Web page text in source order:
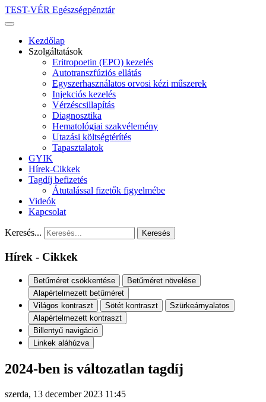
TEST-VÉR Egészségpénztár
Kezdőlap
Szolgáltatások
Eritropoetin (EPO) kezelés
Autotranszfúziós ellátás
Egyszerhasználatos orvosi kézi műszerek
Injekciós kezelés
Vérzéscsillapítás
Diagnosztika
Hematológiai szakvélemény
Utazási költségtérítés
Tapasztalatok
GYIK
Hírek-Cikkek
Tagdíj befizetés
Átutalással fizetők figyelmébe
Videók
Kapcsolat
Keresés... Keresés
Hírek - Cikkek
Betűméret csökkentése
Betűméret növelése
Alapértelmezett betűméret
Világos kontraszt
Sötét kontraszt
Szürkeárnyalatos
Alapértelmezett kontraszt
Billentyű navigáció
Linkek aláhúzva
2024-ben is változatlan tagdíj
szerda, 13 december 2023 11:45